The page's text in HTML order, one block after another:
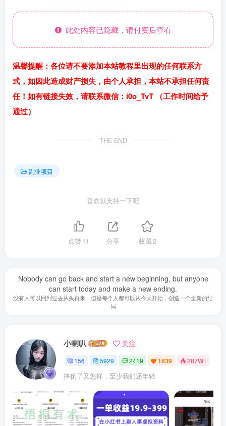
此处内容已隐藏，请付费后查看
温馨提醒：各位请不要添加本站教程里出现的任何联系方
式，如因此造成财产损失，由个人承担，本站不承担任何责
任！如有链接失效，请联系微信：i0o_TvT （工作时间给予
通过）
THE END
副业项目
喜欢就支持一下吧
点赞11 分享 收藏2
Nobody can go back and start a new beginning, but anyone
can start today and make a new ending.
没有人可以回到过去从头再来，但是每个人都可以从今天开始，创造一个全新的结
局
小喇叭 关注
156 5929 2419 1839 287W+
摔倒了又怎样，至少我们还年轻